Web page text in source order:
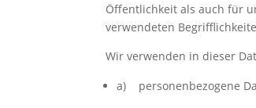
Öffentlichkeit als auch für
verwendeten
Wir verwenden in dieser
a) personenbezogene